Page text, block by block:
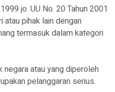
jo. UU No. 20 Tahun 2001
atau pihak lain dengan
termasuk dalam kategori
negara atau yang diperoleh
pelanggaran serius.